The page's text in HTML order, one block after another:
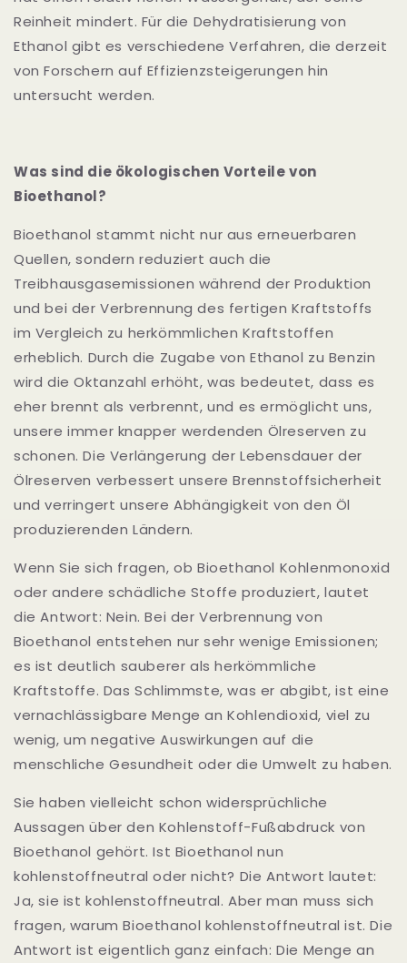
Reinheit mindert. Für die Dehydratisierung von
Ethanol gibt es verschiedene Verfahren, die derzeit
von Forschern auf Effizienzsteigerungen hin
untersucht werden.
Was sind die ökologischen Vorteile von
Bioethanol?
Bioethanol stammt nicht nur aus erneuerbaren
Quellen, sondern reduziert auch die
Treibhausgasemissionen während der Produktion
und bei der Verbrennung des fertigen Kraftstoffs
im Vergleich zu herkömmlichen Kraftstoffen
erheblich. Durch die Zugabe von Ethanol zu Benzin
wird die Oktanzahl erhöht, was bedeutet, dass es
eher brennt als verbrennt, und es ermöglicht uns,
unsere immer knapper werdenden Ölreserven zu
schonen. Die Verlängerung der Lebensdauer der
Ölreserven verbessert unsere Brennstoffsicherheit
und verringert unsere Abhängigkeit von den Öl
produzierenden Ländern.
Wenn Sie sich fragen, ob Bioethanol Kohlenmonoxid
oder andere schädliche Stoffe produziert, lautet
die Antwort: Nein. Bei der Verbrennung von
Bioethanol entstehen nur sehr wenige Emissionen;
es ist deutlich sauberer als herkömmliche
Kraftstoffe. Das Schlimmste, was er abgibt, ist eine
vernachlässigbare Menge an Kohlendioxid, viel zu
wenig, um negative Auswirkungen auf die
menschliche Gesundheit oder die Umwelt zu haben.
Sie haben vielleicht schon widersprüchliche
Aussagen über den Kohlenstoff-Fußabdruck von
Bioethanol gehört. Ist Bioethanol nun
kohlenstoffneutral oder nicht? Die Antwort lautet:
Ja, sie ist kohlenstoffneutral. Aber man muss sich
fragen, warum Bioethanol kohlenstoffneutral ist. Die
Antwort ist eigentlich ganz einfach: Die Menge an